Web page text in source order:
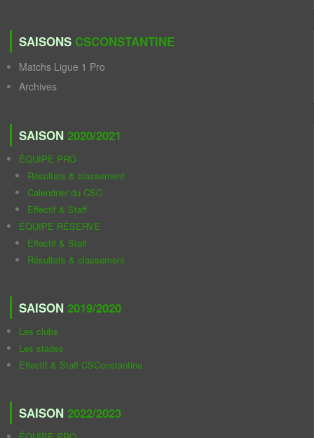
SAISONS CSCONSTANTINE
Matchs Ligue 1 Pro
Archives
SAISON 2020/2021
ÉQUIPE PRO
Résultats & classement
Calendrier du CSC
Effectif & Staff
ÉQUIPE RÉSERVE
Effectif & Staff
Résultats & classement
SAISON 2019/2020
Les clubs
Les stades
Effectif & Staff CSConstantine
SAISON 2022/2023